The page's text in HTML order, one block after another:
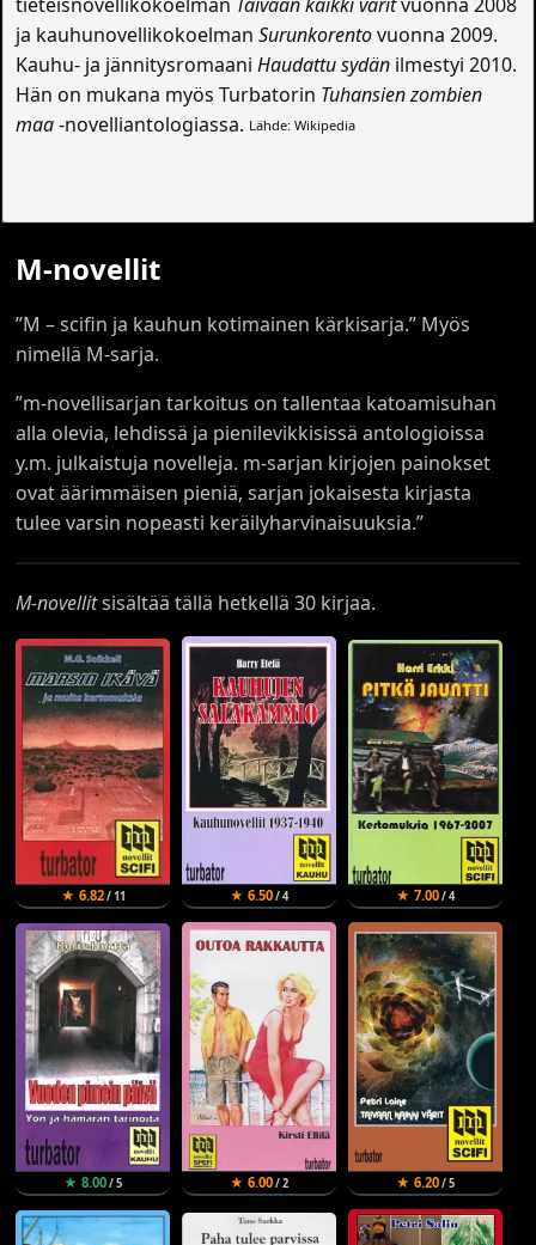
ja kauhunovellikokoelmanSurunkorentovuonna 2009.
Kauhu- ja jännitysromaaniHaudattu sydän ilmestyi 2010.
Hän on mukana myös Turbatorin Tuhansien zombien
maa-novelliantologiassa. Lähde: Wikipedia
M-novellit
”M – scifin ja kauhun kotimainen kärkisarja.” Myös
nimellä M-sarja.
”m-novellisarjan tarkoitus on tallentaa katoamisuhan
alla olevia, lehdissä ja pienilevikkisissä antologioissa
y.m. julkaistuja novelleja. m-sarjan kirjojen painokset
ovat äärimmäisen pieniä, sarjan jokaisesta kirjasta
tulee varsin nopeasti keräilyharvinaisuuksia.”
M-novellitsisältää tällä hetkellä 30 kirjaa.
★ 6.82/ 11 ★ 6.50/ 4 ★ 7.00/ 4
★ 8.00/ 5 ★ 6.00/ 2 ★ 6.20/ 5